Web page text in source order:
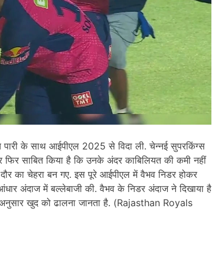
के साथ आईपीएल 2025 से विदा ली. चेन्नई सुपरकिंग्स
साबित किया है कि उनके अंदर काबिलियत की कमी नहीं
का चेहरा बन गए. इस पूरे आईपीएल में वैभव निडर होकर
अंदाज में बल्लेबाजी की. वैभव के निडर अंदाज ने दिखाया है
खुद को ढालना जानता है. (Rajasthan Royals